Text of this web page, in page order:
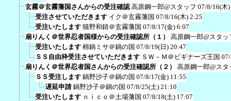
玄霧＠玄霧藩国さんからの受注確認 高原鋼一郎@スタッフ 07/8/16(木)
受注させていただきます イク＠玄霧藩国 07/8/16(木) 2:25
受注いたします 猫野和錆＠玄霧藩国 07/8/17(金) 6:07
扇りんく＠世界忍者国様からの受注確認所（１）
高原鋼一郎@スタッ
受注いたします 棉鍋ミサ＠鍋の国 07/8/19(日) 20:47
ＳＳ自由枠受注させていただきます ＳＷ－Ｍ＠ビギナーズ王国
扇りんく＠世界忍者国さんからの受注確認所（２）
高原鋼一郎@スタ
ＳＳ受注します 鍋野沙子＠鍋の国 07/8/17(金) 11:55
遅延申請 鍋野沙子＠鍋の国 07/8/25(土) 21:10
受注いたします ｎｉｃｏ＠土場藩国 07/8/18(土) 17:07